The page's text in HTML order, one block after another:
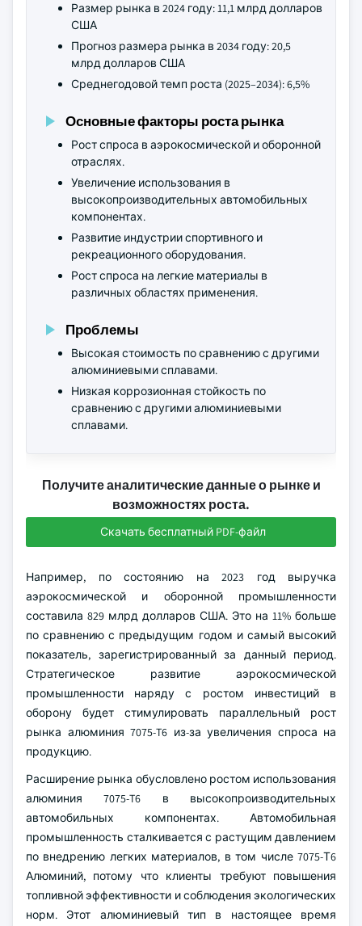
Размер рынка в 2024 году: 11,1 млрд долларов
США
Прогноз размера рынка в 2034 году: 20,5
млрд долларов США
Среднегодовой темп роста (2025–2034): 6,5%
Основные факторы роста рынка
Рост спроса в аэрокосмической и оборонной
отраслях.
Увеличение использования в
высокопроизводительных автомобильных
компонентах.
Развитие индустрии спортивного и
рекреационного оборудования.
Рост спроса на легкие материалы в
различных областях применения.
Проблемы
Высокая стоимость по сравнению с другими
алюминиевыми сплавами.
Низкая коррозионная стойкость по
сравнению с другими алюминиевыми
сплавами.
Получите аналитические данные о рынке и
возможностях роста.
Скачать бесплатный PDF-файл
Например, по состоянию на 2023 год выручка
аэрокосмической и оборонной промышленности
составила 829 млрд долларов США. Это на 11% больше
по сравнению с предыдущим годом и самый высокий
показатель, зарегистрированный за данный период.
Стратегическое развитие аэрокосмической
промышленности наряду с ростом инвестиций в
оборону будет стимулировать параллельный рост
рынка алюминия 7075-T6 из-за увеличения спроса на
продукцию.
Расширение рынка обусловлено ростом использования
алюминия 7075-T6 в высокопроизводительных
автомобильных компонентах. Автомобильная
промышленность сталкивается с растущим давлением
по внедрению легких материалов, в том числе 7075-Т6
Алюминий, потому что клиенты требуют повышения
топливной эффективности и соблюдения экологических
норм. Этот алюминиевый тип в настоящее время